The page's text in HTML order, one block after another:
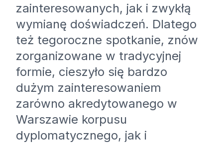
zainteresowanych, jak i zwykłą
wymianę doświadczeń. Dlatego
też tegoroczne spotkanie, znów
zorganizowane w tradycyjnej
formie, cieszyło się bardzo
dużym zainteresowaniem
zarówno akredytowanego w
Warszawie korpusu
dyplomatycznego, jak i